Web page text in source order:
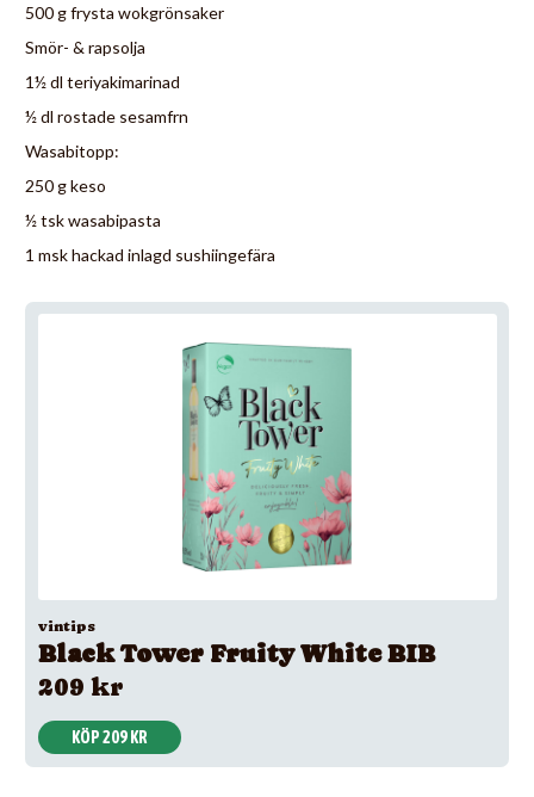
500 g frysta wokgrönsaker
Smör- & rapsolja
1½ dl teriyakimarinad
½ dl rostade sesamfrn
Wasabitopp:
250 g keso
½ tsk wasabipasta
1 msk hackad inlagd sushiingefära
vintips
Black Tower Fruity White BIB
209 kr
KÖP 209 KR